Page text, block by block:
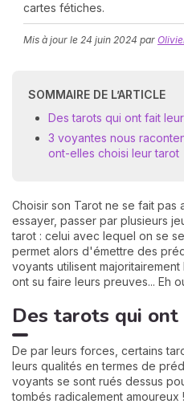
cartes fétiches.
Mis à jour le 24 juin 2024 par
SOMMAIRE DE L’ARTICLE
Des tarots qui ont fait
3 voyantes nous
ont-elles choisi leur tarot
Choisir son Tarot ne se fait pas
essayer, passer par plusieurs
tarot : celui avec lequel on se
permet alors d'émettre des
voyants utilisent
ont su faire leurs preuves... Eh
Des tarots qui
De par leurs forces, certains
leurs qualités en termes de
voyants se sont rués dessus
tombés radicalement